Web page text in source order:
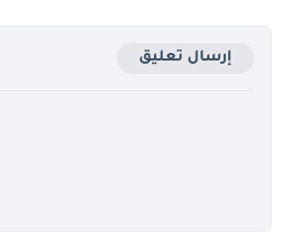
إرسال تعليق